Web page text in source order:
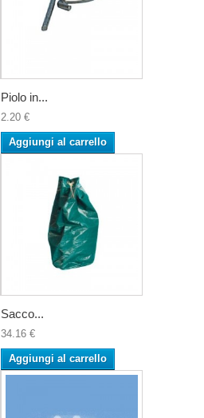
Piolo in...
2.20 €
Aggiungi al carrello
Sacco...
34.16 €
Aggiungi al carrello